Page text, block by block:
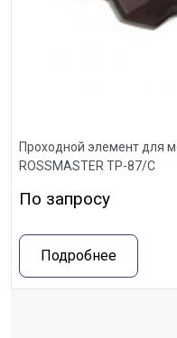
Проходной элемент для
ROSSMASTER ТР-87/С
По запросу
Подробнее